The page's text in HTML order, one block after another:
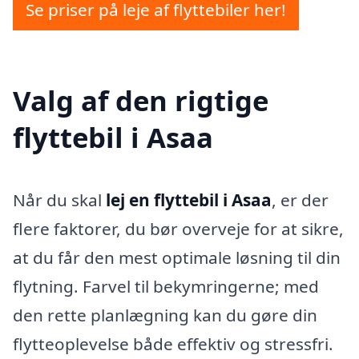
Se priser på leje af flyttebiler her!
Valg af den rigtige
flyttebil i Asaa
Når du skal lej en flyttebil i Asaa, er der
flere faktorer, du bør overveje for at sikre,
at du får den mest optimale løsning til din
flytning. Farvel til bekymringerne; med
den rette planlægning kan du gøre din
flytteoplevelse både effektiv og stressfri.